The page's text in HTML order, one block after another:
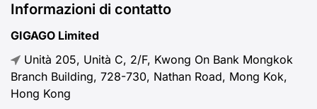
Informazioni di contatto
GIGAGO Limited
Unità 205, Unità C, 2/F, Kwong On Bank Mongkok
Branch Building, 728-730, Nathan Road, Mong Kok,
Hong Kong